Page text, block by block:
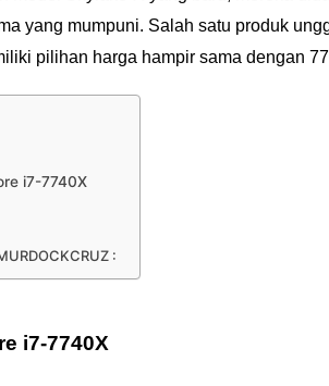
yang mumpuni. Salah satu produk
pilihan harga hampir sama dengan
i7-7740X
:
i7-7740X